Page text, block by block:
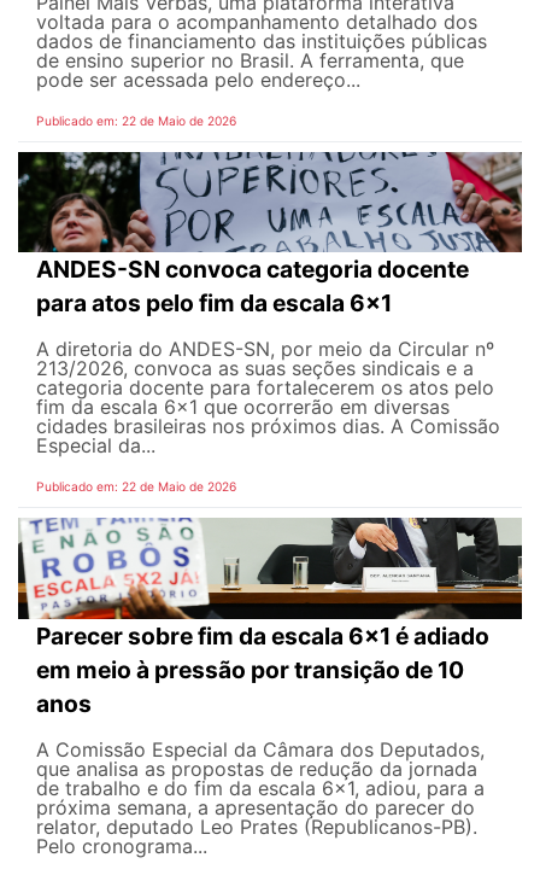
voltada para o acompanhamento detalhado dos
dados de financiamento das instituições públicas
de ensino superior no Brasil. A ferramenta, que
pode ser acessada pelo endereço...
Publicado em: 22 de Maio de 2026
ANDES-SN convoca categoria docente
para atos pelo fim da escala 6x1
A diretoria do ANDES-SN, por meio da Circular nº
213/2026, convoca as suas seções sindicais e a
categoria docente para fortalecerem os atos pelo
fim da escala 6x1 que ocorrerão em diversas
cidades brasileiras nos próximos dias. A Comissão
Especial da...
Publicado em: 22 de Maio de 2026
Parecer sobre fim da escala 6x1 é adiado
em meio à pressão por transição de 10
anos
A Comissão Especial da Câmara dos Deputados,
que analisa as propostas de redução da jornada
de trabalho e do fim da escala 6x1, adiou, para a
próxima semana, a apresentação do parecer do
relator, deputado Leo Prates (Republicanos-PB).
Pelo cronograma...